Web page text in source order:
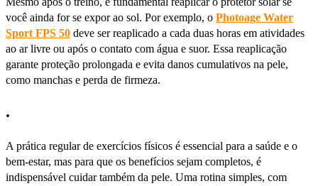
você ainda for se expor ao sol. Por exemplo, o Photoage Water
Sport FPS 50 deve ser reaplicado a cada duas horas em atividades
ao ar livre ou após o contato com água e suor. Essa reaplicação
garante proteção prolongada e evita danos cumulativos na pele,
como manchas e perda de firmeza.
.
A prática regular de exercícios físicos é essencial para a saúde e o
bem-estar, mas para que os benefícios sejam completos, é
indispensável cuidar também da pele. Uma rotina simples, com